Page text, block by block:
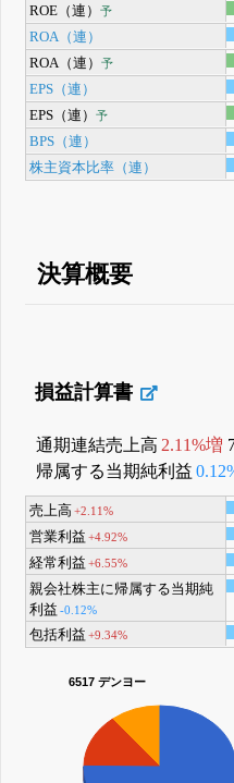
ROE（連）予
ROA（連）
ROA（連）予
EPS（連）
EPS（連）予
BPS（連）
株主資本比率（連）
決算概要
損益計算書
通期連結売上高 2.11%増
帰属する当期純利益
売上高+2.11%
営業利益 +4.92%
経常利益 +6.55%
親会社株主に帰属する当期純
利益 -0.12%
包括利益 +9.34%
6517 デンヨー